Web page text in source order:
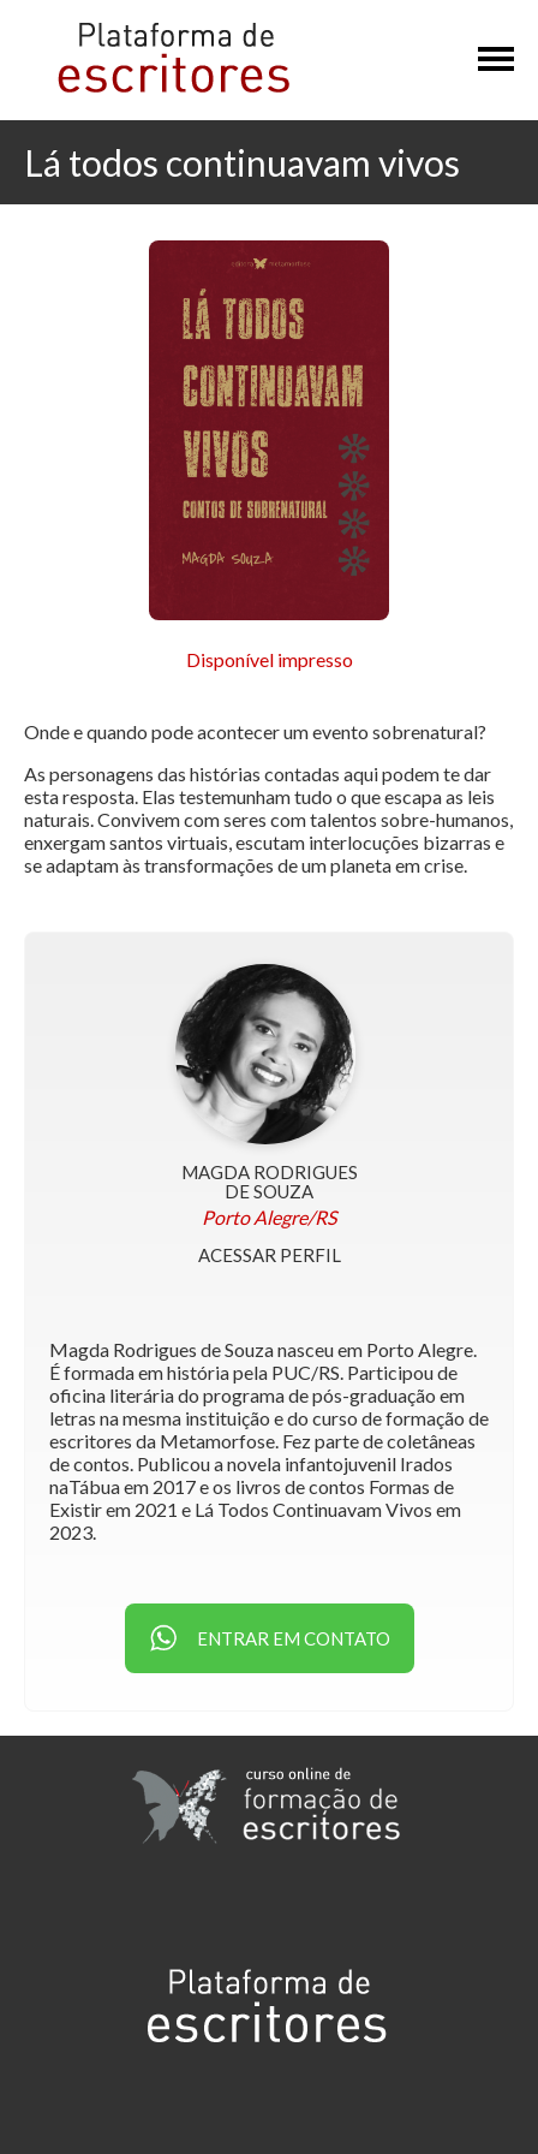
×
Lá todos continuavam vivos
Disponível impresso
Onde e quando pode acontecer um evento sobrenatural?
As personagens das histórias contadas aqui podem te dar
esta resposta. Elas testemunham tudo o que escapa as leis
naturais. Convivem com seres com talentos sobre-humanos,
enxergam santos virtuais, escutam interlocuções bizarras e
se adaptam às transformações de um planeta em crise.
MAGDA RODRIGUES
DE SOUZA
Porto Alegre/RS
ACESSAR PERFIL
Magda Rodrigues de Souza nasceu em Porto Alegre.
É formada em história pela PUC/RS. Participou de
oficina literária do programa de pós-graduação em
letras na mesma instituição e do curso de formação de
escritores da Metamorfose. Fez parte de coletâneas
de contos. Publicou a novela infantojuvenil Irados
naTábua em 2017 e os livros de contos Formas de
Existir em 2021 e Lá Todos Continuavam Vivos em
2023.
ENTRAR EM CONTATO